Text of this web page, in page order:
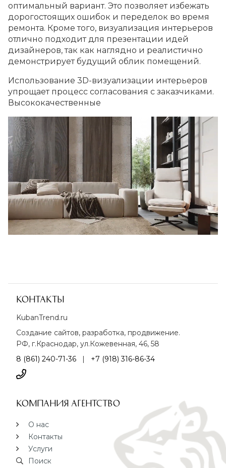
оптимальный вариант. Это позволяет избежать
дорогостоящих ошибок и переделок во время
ремонта. Кроме того, визуализация интерьеров
отлично подходит для презентации идей
дизайнеров, так как наглядно и реалистично
демонстрирует будущий облик помещений.
Использование 3D-визуализации интерьеров
упрощает процесс согласования с заказчиками.
Высококачественные
Контакты
KubanTrend.ru
Создание сайтов, разработка, продвижение.
РФ, г.Краснодар, ул.Кожевенная, 46, 58
8 (861) 240-71-36 | +7 (918) 316-86-34
Компания агентство
О нас
Контакты
Услуги
Поиск